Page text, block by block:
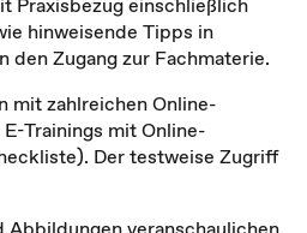
hinweisende Tipps in
den Zugang zur Fachmaterie.
mit zahlreichen Online-
Trainings mit Online-
Der testweise Zugriff